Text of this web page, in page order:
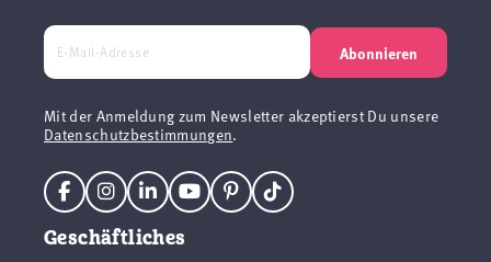
Abonnieren
Mit der Anmeldung zum Newsletter akzeptierst Du unsere
Datenschutzbestimmungen.
Geschäftliches